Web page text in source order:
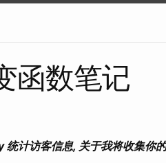
函数笔记
计访客信息, 关于我将收集你